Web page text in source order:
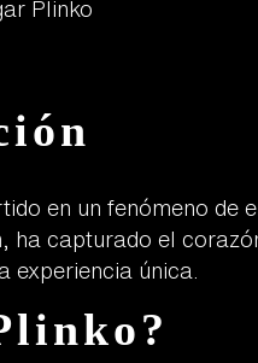
Plinko
en un fenómeno de
ha capturado el
experiencia única.